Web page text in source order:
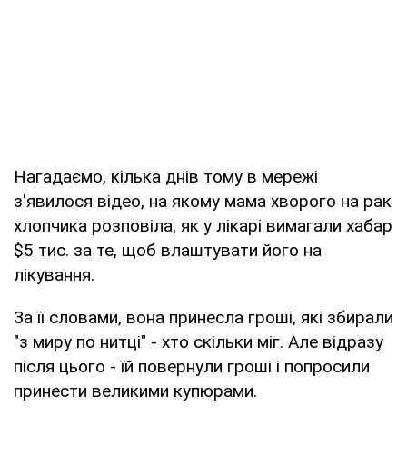
Нагадаємо, кілька днів тому в мережі
з'явилося відео, на якому мама хворого на рак
хлопчика розповіла, як у лікарі вимагали хабар
$5 тис. за те, щоб влаштувати його на
лікування.
За її словами, вона принесла гроші, які збирали
"з миру по нитці" - хто скільки міг. Але відразу
після цього - їй повернули гроші і попросили
принести великими купюрами.